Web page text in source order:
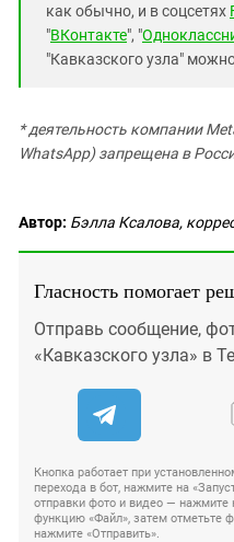
как обычно, и в соцсетях
"ВКонтакте", "
"Кавказского узла"
* деятельность компании
WhatsApp) запрещена в
Автор: Бэлла Ксалова,
Гласность помогает
Отправь сообщение,
«Кавказского узла» в
Кнопка работает при
перехода в бот, нажмите на
отправки фото и видео — нажмите
функцию «Файл», затем отметьте
нажмите «Отправить».